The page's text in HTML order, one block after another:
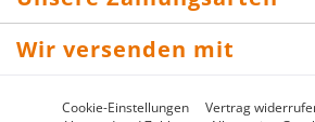
Wir versenden mit
Cookie-Einstellungen Vertrag